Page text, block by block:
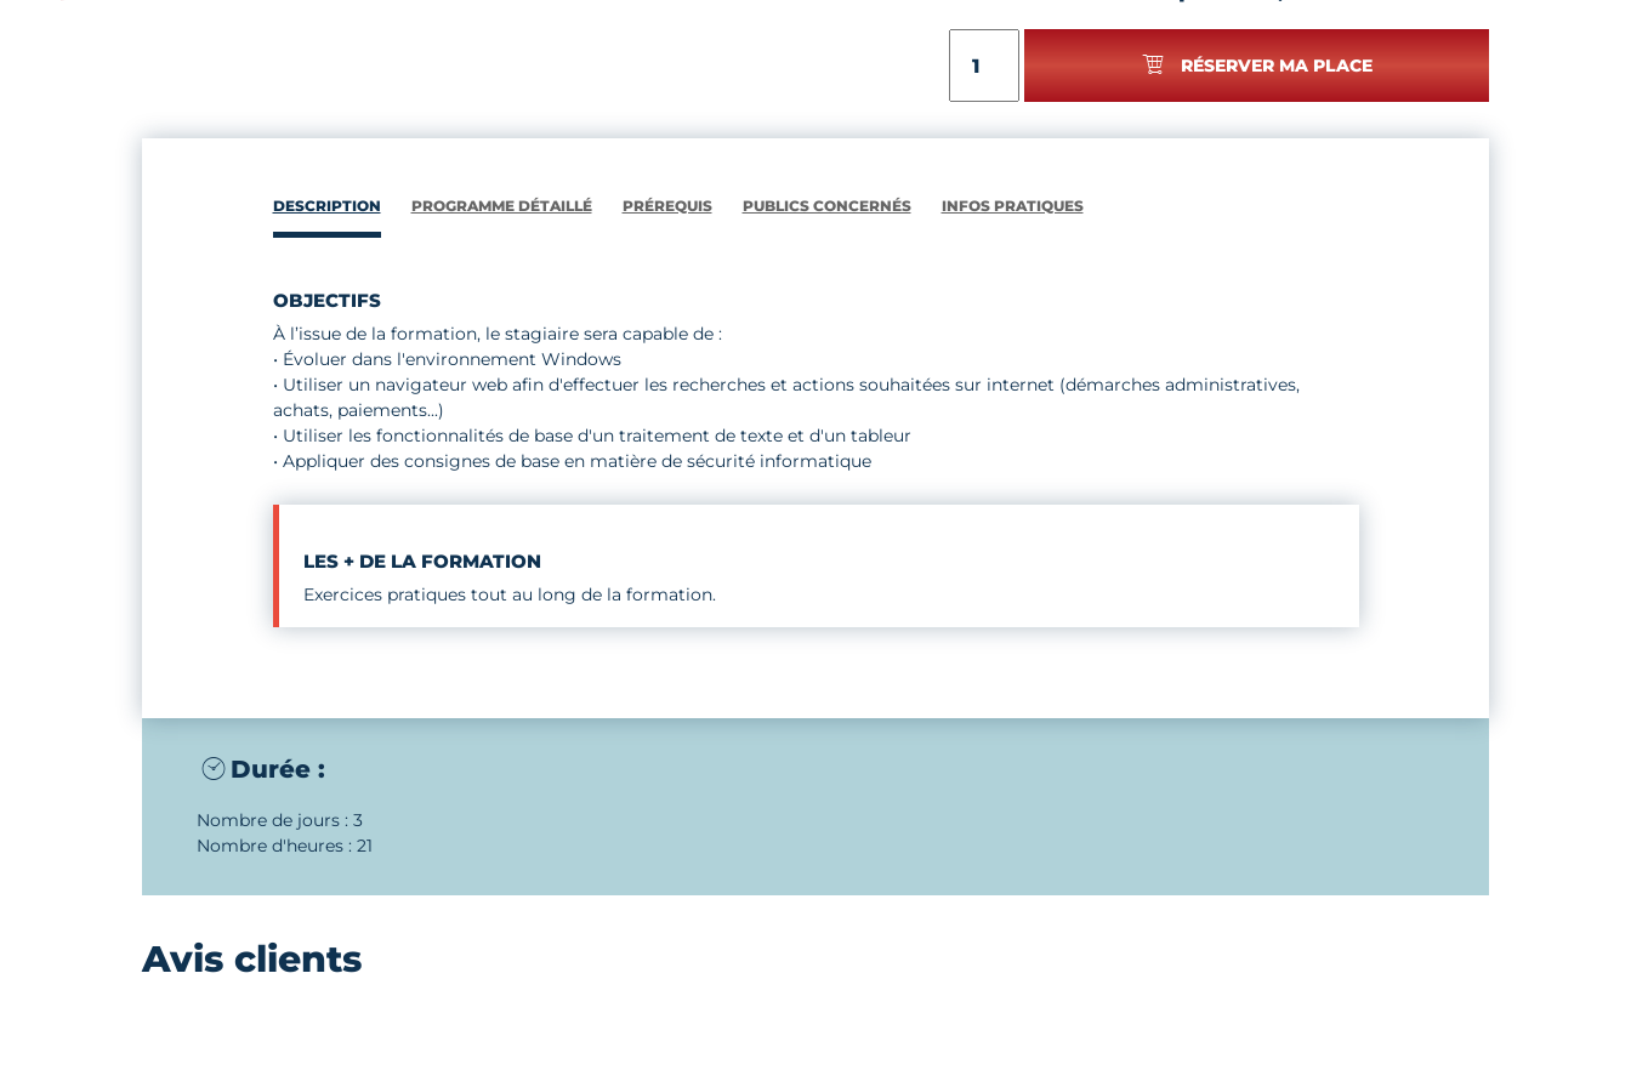
DE
-
RÉSERVER MA PLACE
DESCRIPTION PROGRAMME DÉTAILLÉ PRÉREQUIS PUBLICS CONCERNÉS INFOS PRATIQUES
OBJECTIFS
À l’issue de la formation, le stagiaire sera capable de :
• Évoluer dans l'environnement Windows
• Utiliser un navigateur web afin d'effectuer les recherches et actions souhaitées sur internet (démarches administratives,
achats, paiements...)
• Utiliser les fonctionnalités de base d'un traitement de texte et d'un tableur
• Appliquer des consignes de base en matière de sécurité informatique
LES + DE LA FORMATION
Exercices pratiques tout au long de la formation.
Durée :
Nombre de jours : 3
Nombre d'heures : 21
Avis clients